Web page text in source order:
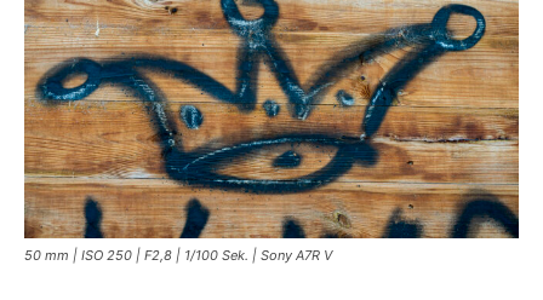
50 mm | ISO 250 | F2,8 | 1/100 Sek. | Sony A7R V